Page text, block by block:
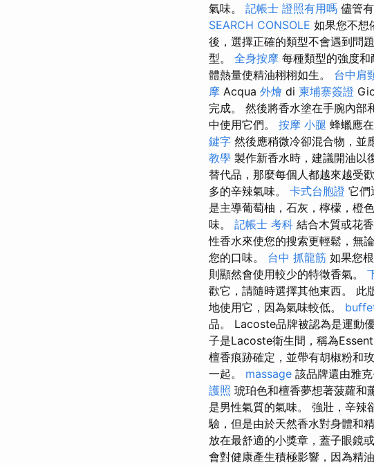
氣味。 記帳士 證照有用嗎 儘管
SEARCH CONSOLE 如果您不想
後，選擇正確的類型不會遇到問題
型。 全身按摩 每種類型的強度
體熱量使精油栩栩如生。 台中肩
摩 Acqua 外燴 di 柬埔寨簽證
完成。 然後將香水塗在手腕內部
中使用它們。 按摩 小腿 蜂蠟應
鍵字 然後應稍微冷卻混合物，並
教學 製作新香水時，建議開油以
替代品，那麼每個人都越來越受
多的辛辣氣味。 卡式台胞證 它們
是主導葡萄柚，石灰，檸檬，橙
味。 記帳士 考科 結合木質或花
性香水來使您的搜索更輕鬆，無
您的口味。 台中 抓龍筋 如果您
則顯然會使用較少的特徵香氣。
歡它，請隨時選擇其他東西。
地使用它，因為氣味較低。
品。 Lacoste品牌被認為是運動
子是Lacoste衛生間，稱為
檀香痕跡確定，並帶有胡椒粉和
一起。 massage 該品牌還由雅
護照 琥珀色和檀香夢想著菠蘿和
是男性氣質的氣味。 強壯，辛辣
驗，但是由於天然香水對身體和
放在最舒適的小獎章，蓋子眼鏡
會對健康產生積極影響，因為精